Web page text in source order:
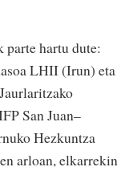
parte hartu dute:
LHII (Irun) eta
San Juan–
Hezkuntza
arloan, elkarrekin